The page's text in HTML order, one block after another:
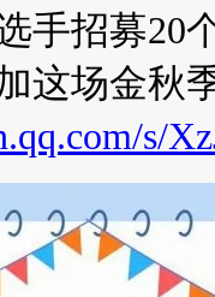
手招募20
这场金秋
s/